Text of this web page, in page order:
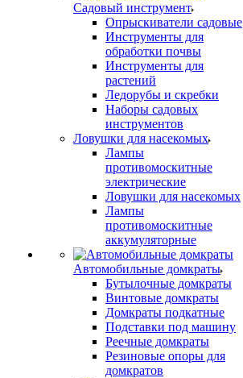
Садовый инструмент
Опрыскиватели садовые
Инструменты для
обработки почвы
Инструменты для
растений
Ледорубы и скребки
Наборы садовых
инструментов
Ловушки для насекомых
Лампы
противомоскитные
электрические
Ловушки для насекомых
Лампы
противомоскитные
аккумуляторные
Автомобильные домкраты
Бутылочные домкраты
Винтовые домкраты
Домкраты подкатные
Подставки под машину
Реечные домкраты
Резиновые опоры для
домкратов